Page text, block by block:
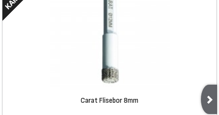
Carat Flisebor 8mm